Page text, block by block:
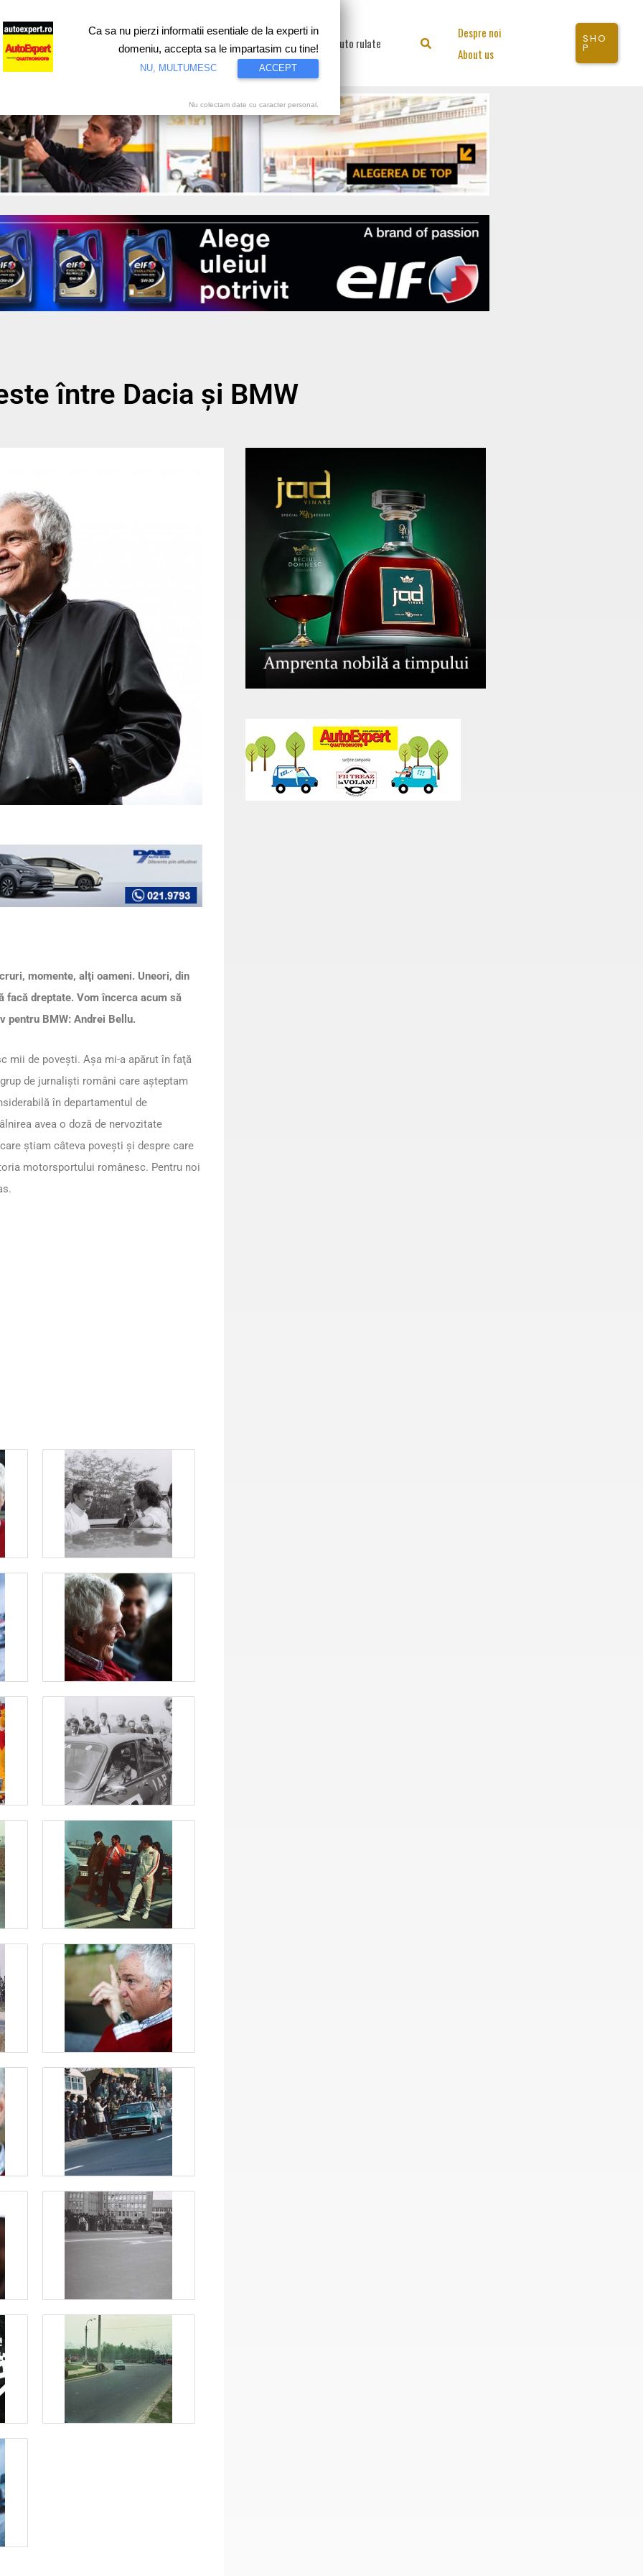
Test drive Motorsport Proiecte speciale Video Auto rulate Search
Despre noi
About us
SHO
P
între Dacia şi BMW
momente, alţi oameni. Uneori, din
dreptate. Vom încerca acum să
pentru BMW: Andrei Bellu.
mii de poveşti. Aşa mi-a apărut în faţă
de jurnalişti români care aşteptam
în departamentul de
avea o doză de nervozitate
ştiam câteva poveşti şi despre care
motorsportului românesc. Pentru noi
Ca sa nu pierzi informatii esentiale de la experti in
domeniu, accepta sa le impartasim cu tine!
NU, MULTUMESC ACCEPT
Nu colectam date cu caracter personal.